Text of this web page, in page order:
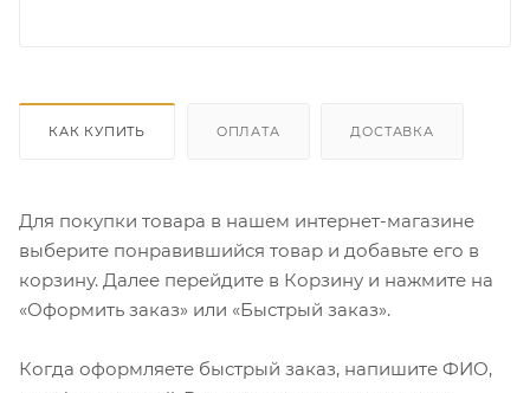
КАК КУПИТЬ ОПЛАТА ДОСТАВКА
Для покупки товара в нашем интернет-магазине
выберите понравившийся товар и добавьте его в
корзину. Далее перейдите в Корзину и нажмите на
«Оформить заказ» или «Быстрый заказ».
Когда оформляете быстрый заказ, напишите ФИО,